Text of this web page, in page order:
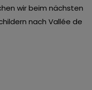
wir beim nächsten
nach Vallée de